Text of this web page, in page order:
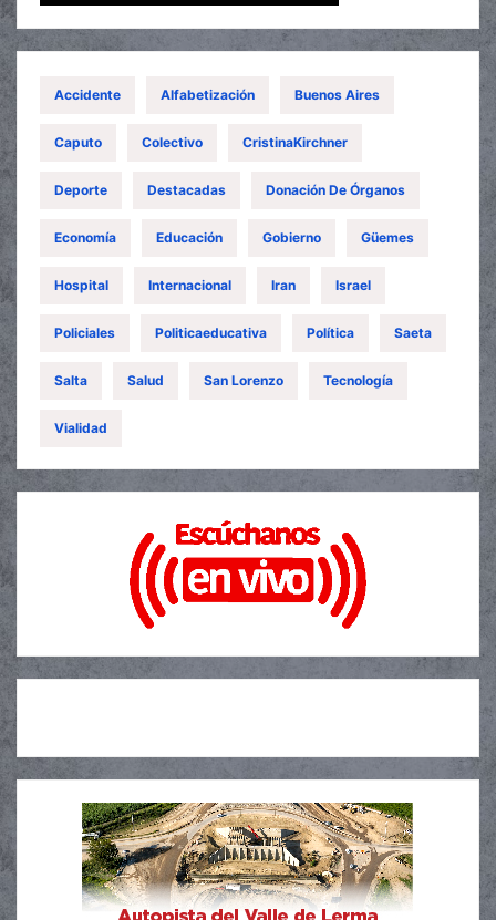
Accidente Alfabetización Buenos Aires
Caputo Colectivo CristinaKirchner
Deporte Destacadas Donación De Órganos
Economía Educación Gobierno Güemes
Hospital Internacional Iran Israel
Policiales Politicaeducativa Política Saeta
Salta Salud San Lorenzo Tecnología
Vialidad